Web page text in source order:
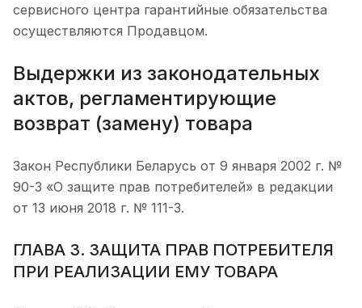
сервисного центра гарантийные обязательства
осуществляются Продавцом.
Выдержки из законодательных
актов, регламентирующие
возврат (замену) товара
Закон Республики Беларусь от 9 января 2002 г. №
90-З «О защите прав потребителей» в редакции
от 13 июня 2018 г. № 111-З.
ГЛАВА 3. ЗАЩИТА ПРАВ ПОТРЕБИТЕЛЯ
ПРИ РЕАЛИЗАЦИИ ЕМУ ТОВАРА